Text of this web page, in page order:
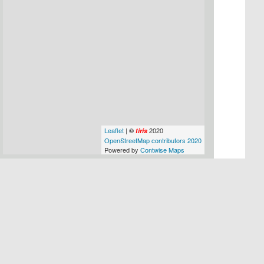
Leaflet |©tiris 2020
OpenStreetMap contributors 2020
Powered byContwise Maps